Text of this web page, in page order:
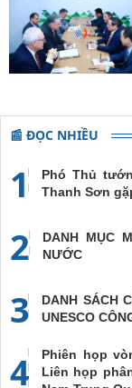
📰 ĐỌC NHIỀU
1
Phó Thủ
Thanh Sơn
2
DANH MỤC
NƯỚC
3
DANH SÁCH
UNESCO
4
Phiên họp
Liên họp